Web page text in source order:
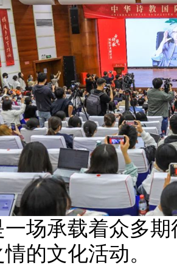
承载着众多期
的文化活动。